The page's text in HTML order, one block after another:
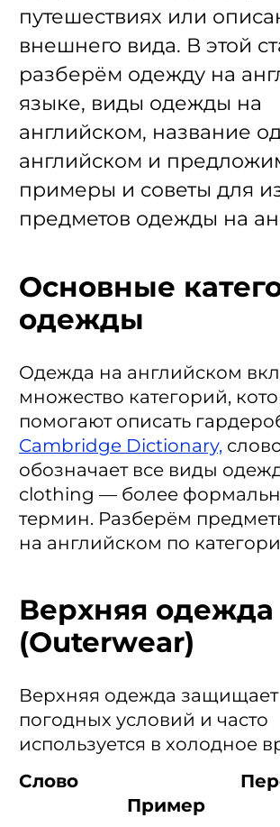
путешествиях или
внешнего вида. В этой
разберём одежду на
языке, виды одежды на
английском, название
английском и
примеры и советы для
предметов одежды на
Основные
одежды
Одежда на английском
множество категорий,
помогают описать
Cambridge Dictionary,
обозначает все виды
clothing — более
термин. Разберём
на английском по
Верхняя одежда
(Outerwear)
Верхняя одежда защищает
погодных условий и часто
используется в холодное
Слово
Пример